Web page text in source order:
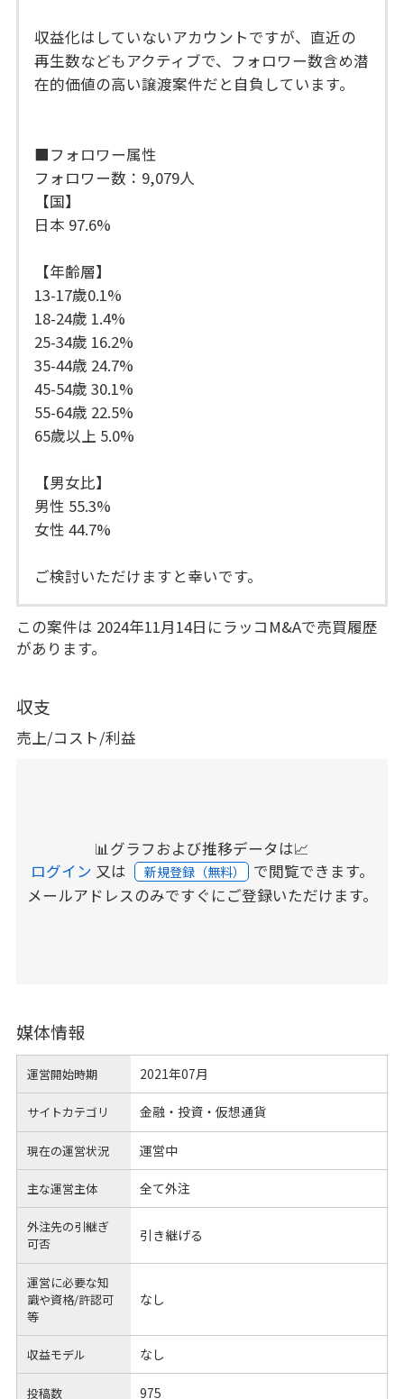
収益化はしていないアカウントですが、直近の
再生数などもアクティブで、フォロワー数含め潜
在的価値の高い譲渡案件だと自負しています。
■フォロワー属性
フォロワー数：9,079人
【国】
日本 97.6%
【年齢層】
13-17歲0.1%
18-24歲 1.4%
25-34歲 16.2%
35-44歳 24.7%
45-54歲 30.1%
55-64歳 22.5%
65歲以上 5.0%
【男女比】
男性 55.3%
女性 44.7%
ご検討いただけますと幸いです。
この案件は 2024年11月14日にラッコM&Aで売買履歴
があります。
収支
売上/コスト/利益
📊グラフおよび推移データは📈
ログイン 又は 新規登録（無料） で閲覧できます。
メールアドレスのみですぐにご登録いただけます。
媒体情報
運営開始時期 2021年07月
サイトカテゴリ 金融・投資・仮想通貨
現在の運営状況 運営中
主な運営主体 全て外注
外注先の引継ぎ
可否
引き継げる
運営に必要な知
識や資格/許認可
等
なし
収益モデル なし
投稿数 975